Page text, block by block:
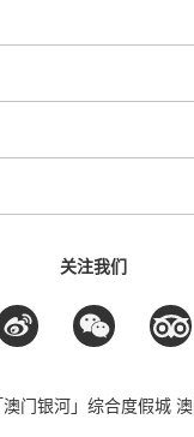
关注我们
门银河」综合度假城